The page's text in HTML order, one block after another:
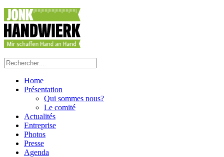
Home
Présentation
Qui sommes nous?
Le comité
Actualités
Entreprise
Photos
Presse
Agenda